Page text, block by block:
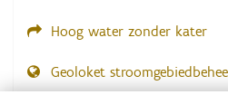
Hoog water zonder kater
Geoloket